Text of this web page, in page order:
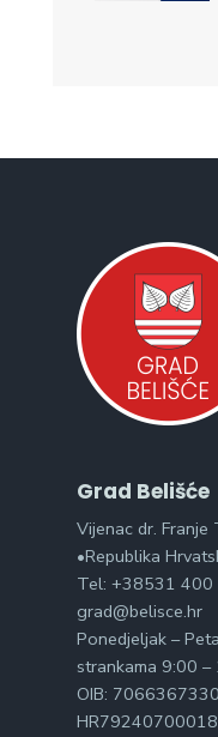
Grad Belišće
Vijenac dr.
•Republika
Tel: +38531 400
grad@belisce.hr
Ponedjeljak –
strankama 9:00 –
OIB: